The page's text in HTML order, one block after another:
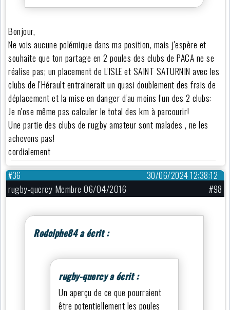
Bonjour,
Ne vois aucune polémique dans ma position, mais j'espère et
souhaite que ton partage en 2 poules des clubs de PACA ne se
réalise pas; un placement de L'ISLE et SAINT SATURNIN avec les
clubs de l'Hérault entrainerait un quasi doublement des frais de
déplacement et la mise en danger d'au moins l'un des 2 clubs:
Je n'ose même pas calculer le total des km à parcourir!
Une partie des clubs de rugby amateur sont malades , ne les
achevons pas!
cordialement
30/06/2024 12:38:12
#36
rugby-quercy Membre 06/04/2016 #98
Rodolphe84 a écrit :
rugby-quercy a écrit :
Un aperçu de ce que pourraient
être potentiellement les poules